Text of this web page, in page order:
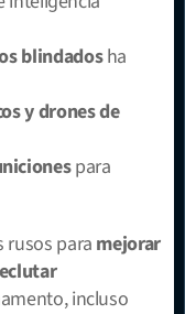
blindados ha
y drones de
para
rusos para mejorar
incluso